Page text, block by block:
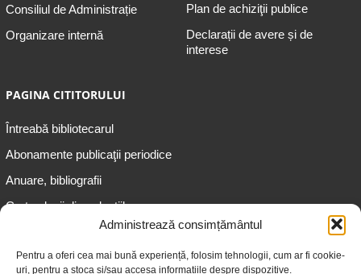
Administrează consimțământul
Pentru a oferi cea mai bună experiență, folosim tehnologii, cum ar fi cookie-
uri, pentru a stoca și/sau accesa informațiile despre dispozitive.
Consiliul de Administrație
Organizare internă
Plan de achiziţii publice
Declarații de avere și de
interese
PAGINA CITITORULUI
Întreabă bibliotecarul
Abonamente publicaţii periodice
Anuare, bibliografii
Cartea lunii din colecțiile